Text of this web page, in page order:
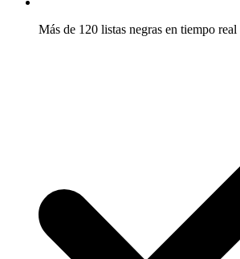
Más de 120 listas negras en tiempo real